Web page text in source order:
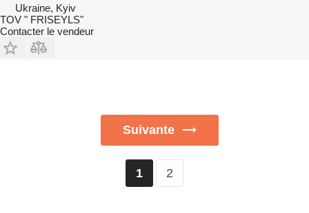
Ukraine, Kyiv
TOV " FRISEYLS"
Contacter le vendeur
Suivante
1 2